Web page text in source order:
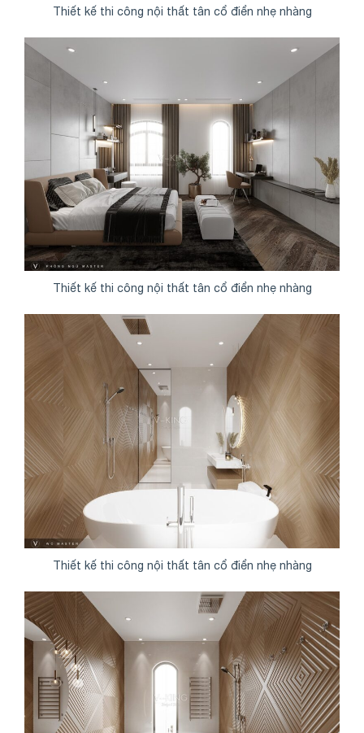
Thiết kế thi công nội thất tân cổ điển nhẹ nhàng
Thiết kế thi công nội thất tân cổ điển nhẹ nhàng
Thiết kế thi công nội thất tân cổ điển nhẹ nhàng